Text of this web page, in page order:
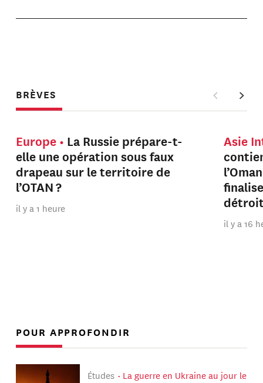
BRÈVES
Europe
La Russie prépare-t-
elle une opération sous faux
drapeau sur le territoire de
l’OTAN ?
il y a 1 heure
Asie
il y a 16
POUR APPROFONDIR
Études
La guerre en Ukraine au jour le